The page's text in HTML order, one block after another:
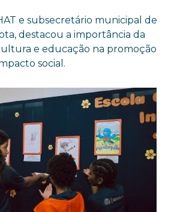
e subsecretário municipal de
destacou a importância da
e educação na promoção
social.